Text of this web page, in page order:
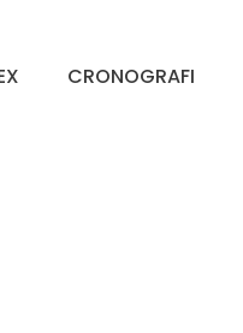
CRONOGRAFI